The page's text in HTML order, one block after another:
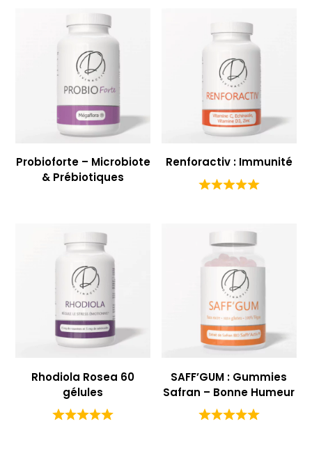
Probioforte – Microbiote
& Prébiotiques
Renforactiv : Immunité
Rhodiola Rosea 60
gélules
SAFF’GUM : Gummies
Safran – Bonne Humeur